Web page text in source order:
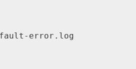
error.log